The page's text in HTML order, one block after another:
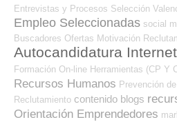
Entrevistas y Procesos Selección
Empleo Seleccionadas social
Buscadores Ofertas Motivación
Autocandidatura Internet
Formación On-line Herramientas (CP Y
Recursos Humanos Prevención
Reclutamiento contenido blogs
Orientación Emprendedores